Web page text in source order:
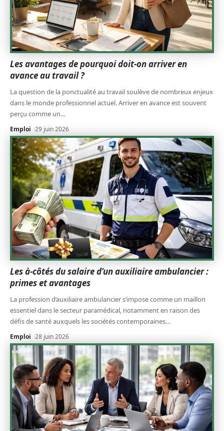
Les avantages de pourquoi doit-on arriver en
avance au travail ?
La question de la ponctualité au travail soulève de nombreux enjeux
dans le monde professionnel actuel. Arriver en avance est souvent
perçu comme un…
Emploi 29 juin 2026
Les à-côtés du salaire d’un auxiliaire ambulancier :
primes et avantages
La profession d’auxiliaire ambulancier s’impose comme un maillon
essentiel dans le secteur paramédical, notamment en raison des
défis de santé auxquels les sociétés contemporaines…
Emploi 28 juin 2026